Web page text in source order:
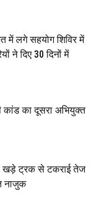
में लगे सहयोग शिविर में
ने दिए 30 दिनों में
कांड का दूसरा अभियुक्त
खड़े ट्रक से टकराई तेज
नाजुक